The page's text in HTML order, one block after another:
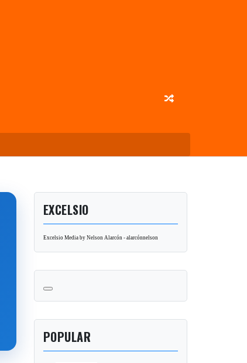
EXCELSIO
Excelsio Media by Nelson Alarcón - alarcónnelson
POPULAR